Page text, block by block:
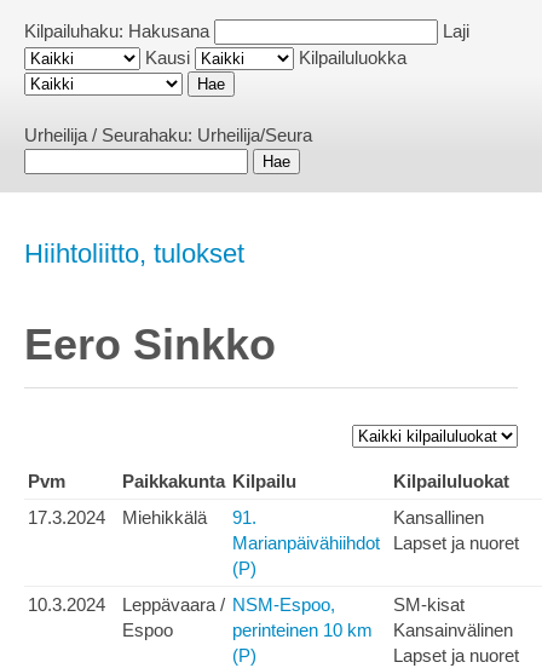
Kilpailuhaku: Hakusana
Laji
Kausi
Kilpailuluokka
Urheilija / Seurahaku: Urheilija/Seura
Hiihtoliitto, tulokset
Eero Sinkko
Pvm Paikkakunta Kilpailu
Kilpailuluokat
17.3.2024
Miehikkälä
91.
Marianpäivähiihdot
(P)
Kansallinen
Lapset ja nuoret
10.3.2024
Leppävaara /
Espoo
NSM-Espoo,
perinteinen 10 km
(P)
SM-kisat
Kansainvälinen
Lapset ja nuoret